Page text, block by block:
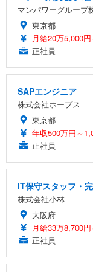
マンパワーグループ
東京都
月給20万5,000円
正社員
SAPエンジニア
株式会社ホープス
東京都
年収500万円～
正社員
IT保守スタッフ・
株式会社小林
大阪府
月給33万8,700
正社員